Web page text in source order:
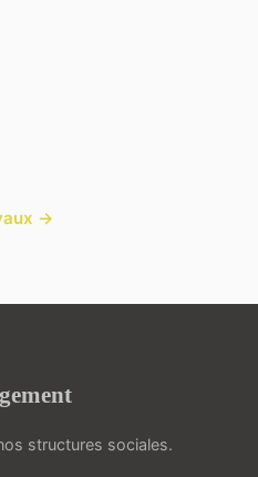
→
structures sociales.